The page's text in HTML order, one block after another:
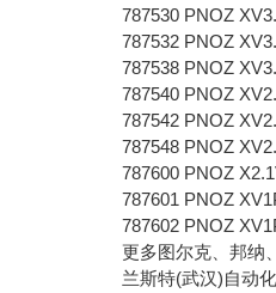
787530 PNOZ
787532 PNOZ
787538 PNOZ
787540 PNOZ
787542 PNOZ
787548 PNOZ
787600 PNOZ
787601 PNOZ
787602 PNOZ
更多图尔克、邦纳
兰斯特(武汉)自动